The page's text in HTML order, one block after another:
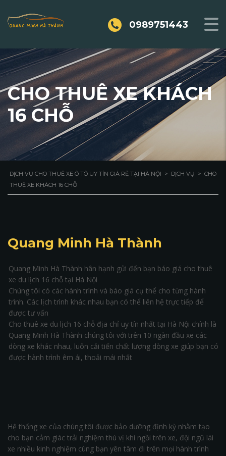
0989751443
CHO THUÊ XE KHÁCH
16 CHỖ
DỊCH VỤ CHO THUÊ XE Ô TÔ UY TÍN GIÁ RẺ TẠI HÀ NỘI > DỊCH VỤ > CHO
THUÊ XE KHÁCH 16 CHỖ
Quang Minh Hà Thành
Quang Minh Hà Thành hân hạnh gửi đến bạn báo giá cho thuê
xe du lịch 16 chỗ tại Hà Nội
Chúng tôi có các hành trình và báo giá cụ thể cho từng hành
trình. Các lịch trình khác nhau bạn có thể liên hệ trực tiếp để
được tư vấn
Cho thuê xe du lịch 16 chỗ địa chỉ uy tín nhất tại Hà Nội chính là
Quang Minh Hà Thành chúng tôi với trên 10 ngàn đầu xe các
dòng xe khác nhau, luôn cải tiến chất lượng dòng xe giúp bạn có
được hành trình êm ái, thoải mái nhất
Hệ thống xe của chúng tôi được bảo dưỡng định kỳ nhằm tạo
cho bạn cảm giác trải nghiệm thú vị khi ngồi trên xe, đội ngũ lái
xe nhiều kinh nghiệm cùng bạn yên tâm đi trên mọi hành trình